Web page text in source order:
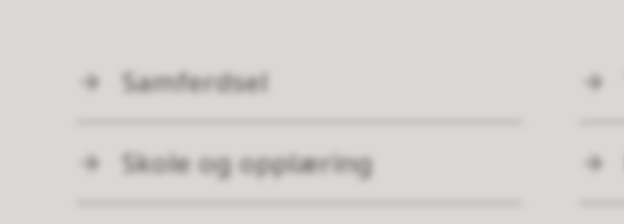
Samferdsel
Skole og opplæring